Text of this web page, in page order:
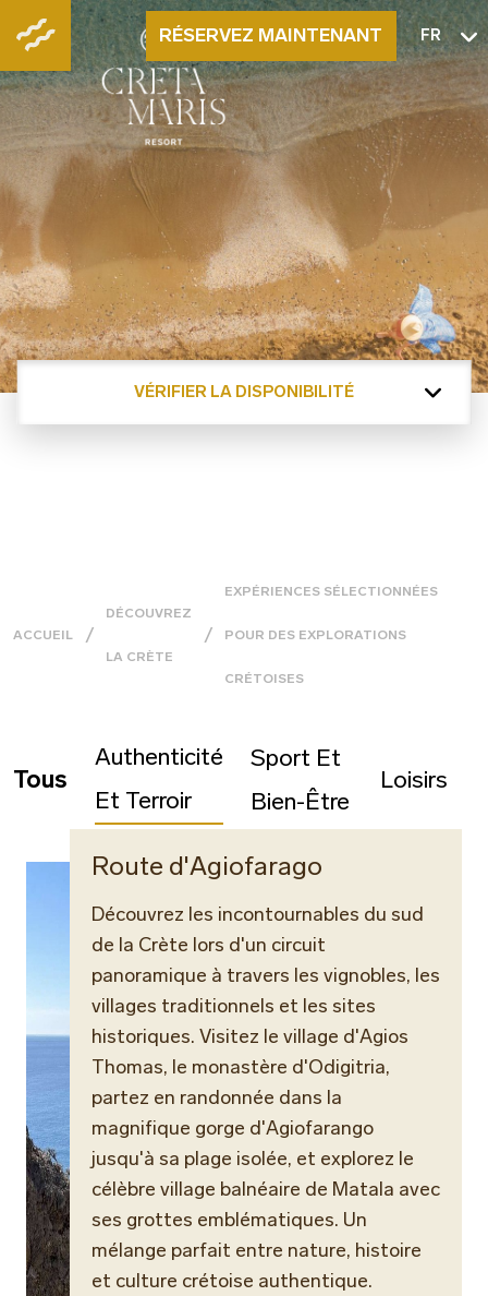
RÉSERVEZ MAINTENANT FR
VÉRIFIER LA DISPONIBILITÉ
ACCUEIL
DÉCOUVREZ
LA CRÈTE
EXPÉRIENCES SÉLECTIONNÉES
POUR DES EXPLORATIONS
CRÉTOISES
Tous
Authenticité
Et Terroir
Sport Et
Bien-Être
Loisirs
Route d'Agiofarago
Découvrez les incontournables du sud
de la Crète lors d'un circuit
panoramique à travers les vignobles, les
villages traditionnels et les sites
historiques. Visitez le village d'Agios
Thomas, le monastère d'Odigitria,
partez en randonnée dans la
magnifique gorge d'Agiofarango
jusqu'à sa plage isolée, et explorez le
célèbre village balnéaire de Matala avec
ses grottes emblématiques. Un
mélange parfait entre nature, histoire
et culture crétoise authentique.